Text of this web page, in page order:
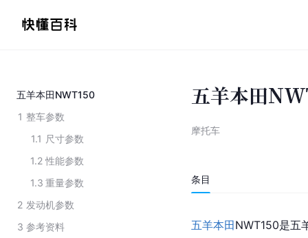
五羊本田NWT150
1 整车参数
1.1 尺寸参数
1.2 性能参数
1.3 重量参数
2 发动机参数
3 参考资料
五羊本田
摩托车
条目
五羊本田NWT150是五